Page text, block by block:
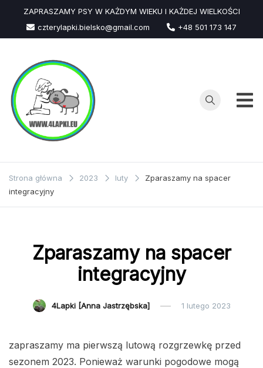
Przejdź
treści
ZAPRASZAMY PSY W KAŻDYM WIEKU I KAŻDEJ WIELKOŚCI
czterylapki.bielsko@gmail.com
+48 501 173 147
Strona główna 2023 luty
Zparaszamy na spacer
integracyjny
Zparaszamy na spacer
integracyjny
4Lapki [Anna Jastrzębska] 1 lutego 2023
zapraszamy ma pierwszą lutową rozgrzewkę przed
sezonem 2023. Ponieważ warunki pogodowe mogą